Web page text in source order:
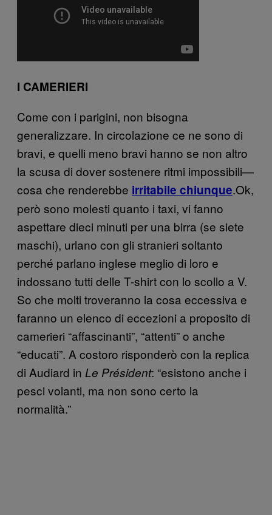
I CAMERIERI
Come con i parigini, non bisogna
generalizzare. In circolazione ce ne sono di
bravi, e quelli meno bravi hanno se non altro
la scusa di dover sostenere ritmi impossibili—
cosa che renderebbe irritabile chiunque.Ok,
però sono molesti quanto i taxi, vi fanno
aspettare dieci minuti per una birra (se siete
maschi), urlano con gli stranieri soltanto
perché parlano inglese meglio di loro e
indossano tutti delle T-shirt con lo scollo a V.
So che molti troveranno la cosa eccessiva e
faranno un elenco di eccezioni a proposito di
camerieri “affascinanti”, “attenti” o anche
“educati”. A costoro risponderò con la replica
di Audiard in Le Président: “esistono anche i
pesci volanti, ma non sono certo la
normalità.”